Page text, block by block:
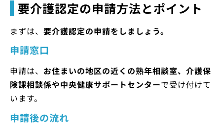
要介護認定の申請方法とポイント
まずは、 要介護認定の申請をしましょう。
申請窓口
申請は、 お住まいの地区の近くの熟年相談室、介護保
険課相談係や中央健康サポートセンターで受け付けて
います。
申請後の流れ